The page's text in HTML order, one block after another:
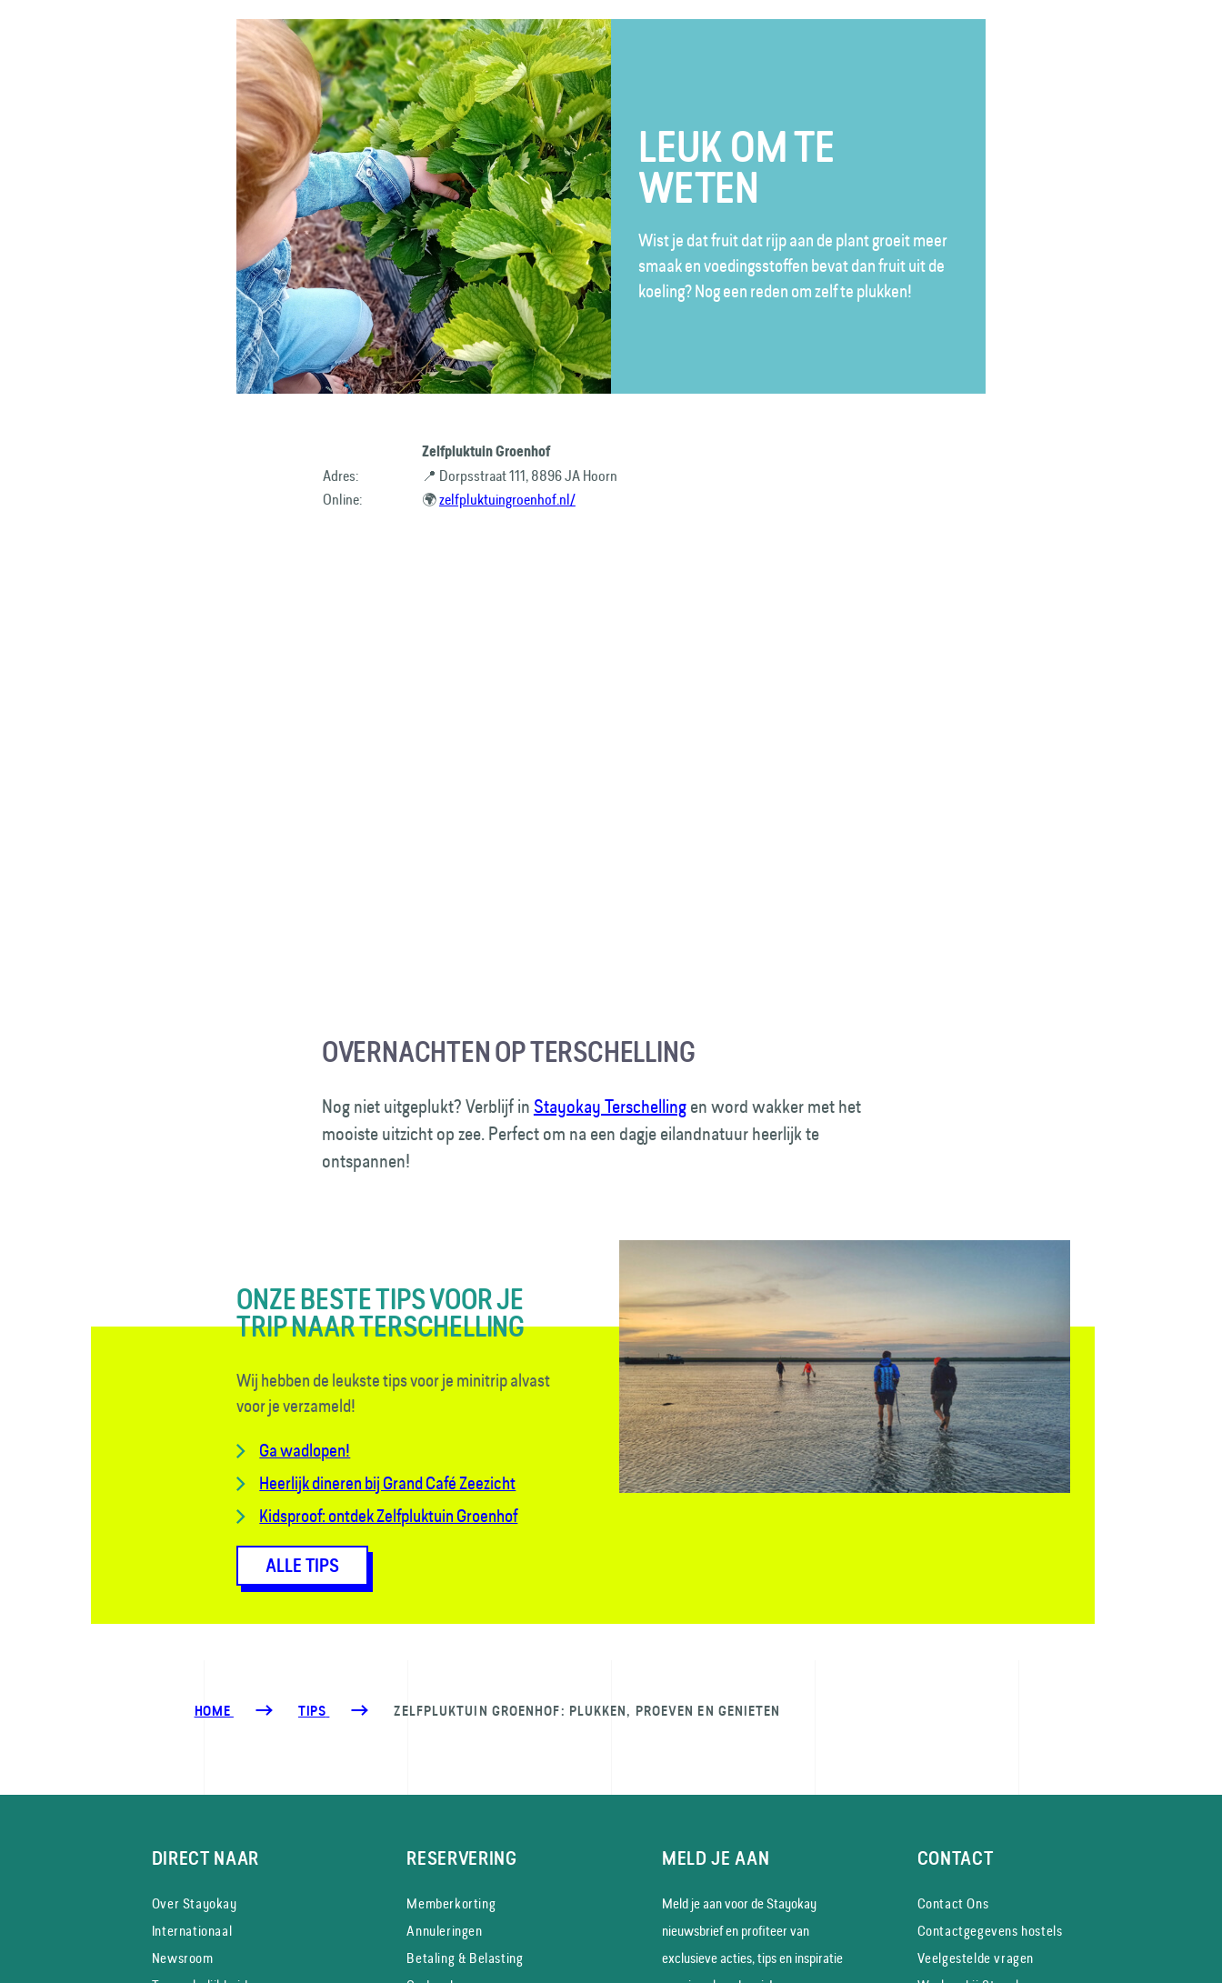
LEUK OM TE
WETEN
Wist je dat fruit dat rijp aan de plant groeit meer
smaak en voedingsstoffen bevat dan fruit uit de
koeling? Nog een reden om zelf te plukken!
Zelfpluktuin Groenhof
Adres:
📍 Dorpsstraat 111, 8896 JA Hoorn
Online:
🌍zelfpluktuingroenhof.nl/
OVERNACHTEN OP TERSCHELLING
Nog niet uitgeplukt? Verblijf in Stayokay Terschellingen word wakker met het
mooiste uitzicht op zee. Perfect om na een dagje eilandnatuur heerlijk te
ontspannen!
ONZE BESTE TIPS VOOR JE
TRIP NAAR TERSCHELLING
Wij hebben de leukste tips voor je minitrip alvast
voor je verzameld!
Ga wadlopen!
Heerlijk dineren bij Grand Café Zeezicht
Kidsproof: ontdek Zelfpluktuin Groenhof
ALLE TIPS
HOME TIPS ZELFPLUKTUIN GROENHOF: PLUKKEN, PROEVEN EN GENIETEN
DIRECT NAAR
Over Stayokay
Internationaal
Newsroom
RESERVERING
Memberkorting
Annuleringen
Betaling & Belasting
MELD JE AAN
Meld je aan voor de Stayokay
nieuws­brief en profiteer van
exclusieve acties, tips en inspiratie
CONTACT
Contact Ons
Contactgegevens hostels
Veelgestelde vragen